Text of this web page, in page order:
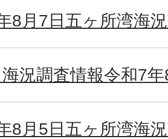
8月7日五ヶ所湾海
況調査情報令和7
8月5日五ヶ所湾海